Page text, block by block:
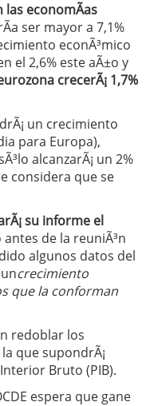
las economÃ­as
ser mayor a 7,1%
econÃ³mico
el 2,6% este aÃ±o y
crecerÃ¡ 1,7%
un crecimiento
para Europa),
alcanzarÃ¡ un 2%
considera que se
su informe el
antes de la reuniÃ³n
algunos datos del
crecimiento
que la conforman
redoblar los
que supondrÃ¡
Bruto (PIB).
espera que gane